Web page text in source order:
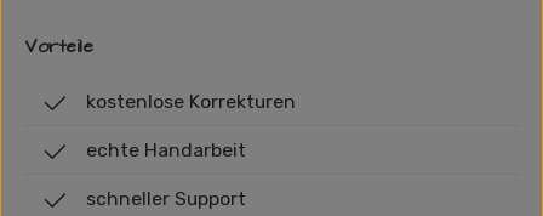
Vorteile
kostenlose Korrekturen
echte Handarbeit
schneller Support